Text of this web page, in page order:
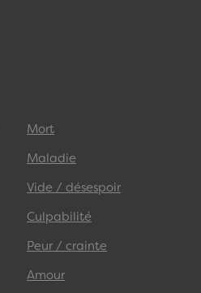
Mort
Maladie
Vide / désespoir
Culpabilité
Peur / crainte
Amour